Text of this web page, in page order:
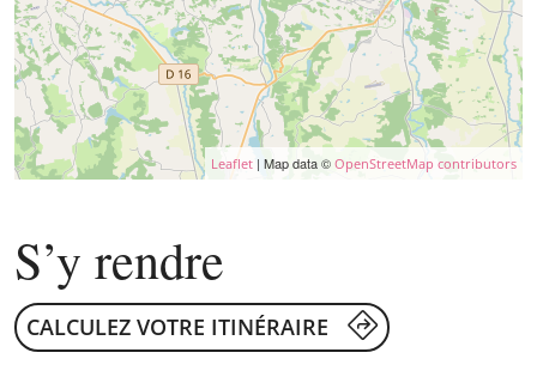
Leaflet | Map data © OpenStreetMap contributors
S’y rendre
CALCULEZ VOTRE ITINÉRAIRE